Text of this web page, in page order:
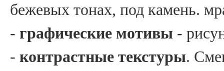
бежевых тонах, под камень.
- графические мотивы -
- контрастные текстуры.